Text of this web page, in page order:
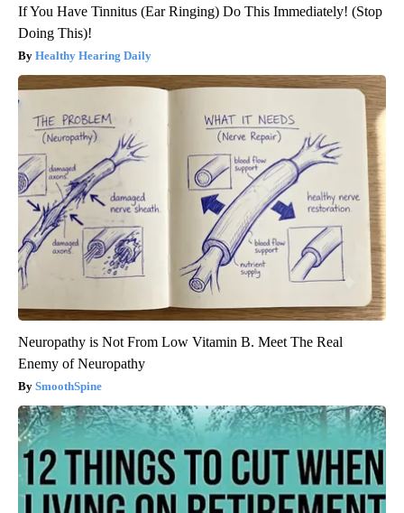
If You Have Tinnitus (Ear Ringing) Do This Immediately! (Stop
Doing This)!
Healthy Hearing Daily
Neuropathy is Not From Low Vitamin B. Meet The Real
Enemy of Neuropathy
SmoothSpine